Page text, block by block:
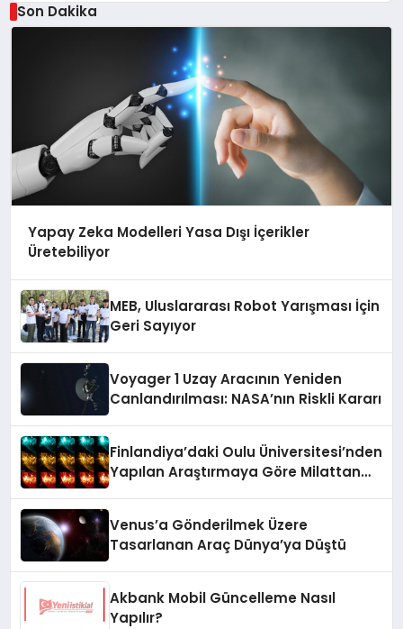
Son Dakika
Yapay Zeka Modelleri Yasa Dışı İçerikler
Üretebiliyor
MEB, Uluslararası Robot Yarışması İçin
Geri Sayıyor
Voyager 1 Uzay Aracının Yeniden
Canlandırılması: NASA’nın Riskli Kararı
Finlandiya’daki Oulu Üniversitesi’nden
Yapılan Araştırmaya Göre Milattan
Venus’a Gönderilmek Üzere
Tasarlanan Araç Dünya’ya Düştü
Akbank Mobil Güncelleme Nasıl
Yapılır?